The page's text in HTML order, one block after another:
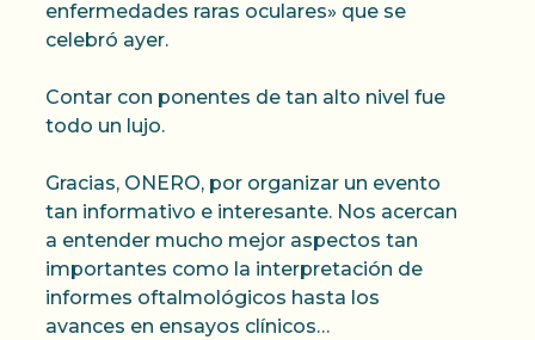
enfermedades raras oculares» que se
celebró ayer.
Contar con ponentes de tan alto nivel fue
todo un lujo.
Gracias, ONERO, por organizar un evento
tan informativo e interesante. Nos acercan
a entender mucho mejor aspectos tan
importantes como la interpretación de
informes oftalmológicos hasta los
avances en ensayos clínicos…